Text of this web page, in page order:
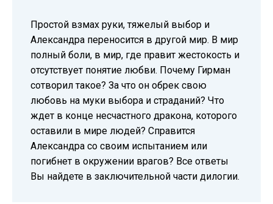
Простой взмах руки, тяжелый выбор и
Александра переносится в другой мир. В мир
полный боли, в мир, где правит жестокость и
отсутствует понятие любви. Почему Гирман
сотворил такое? За что он обрек свою
любовь на муки выбора и страданий? Что
ждет в конце несчастного дракона, которого
оставили в мире людей? Справится
Александра со своим испытанием или
погибнет в окружении врагов? Все ответы
Вы найдете в заключительной части дилогии.